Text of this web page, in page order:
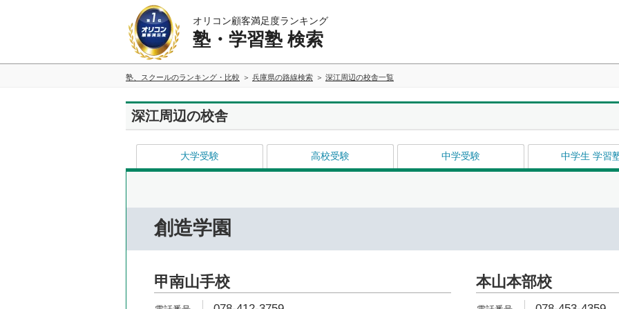
オリコン顧客満足度ランキング
塾・学習塾 検索
塾、スクールのランキング・比較 兵庫県の路線検索 深江周辺の校舎一覧
深江周辺の校舎
大学受験 高校受験 中学受験 中学生 学習
創造学園
甲南山手校 本山本部校